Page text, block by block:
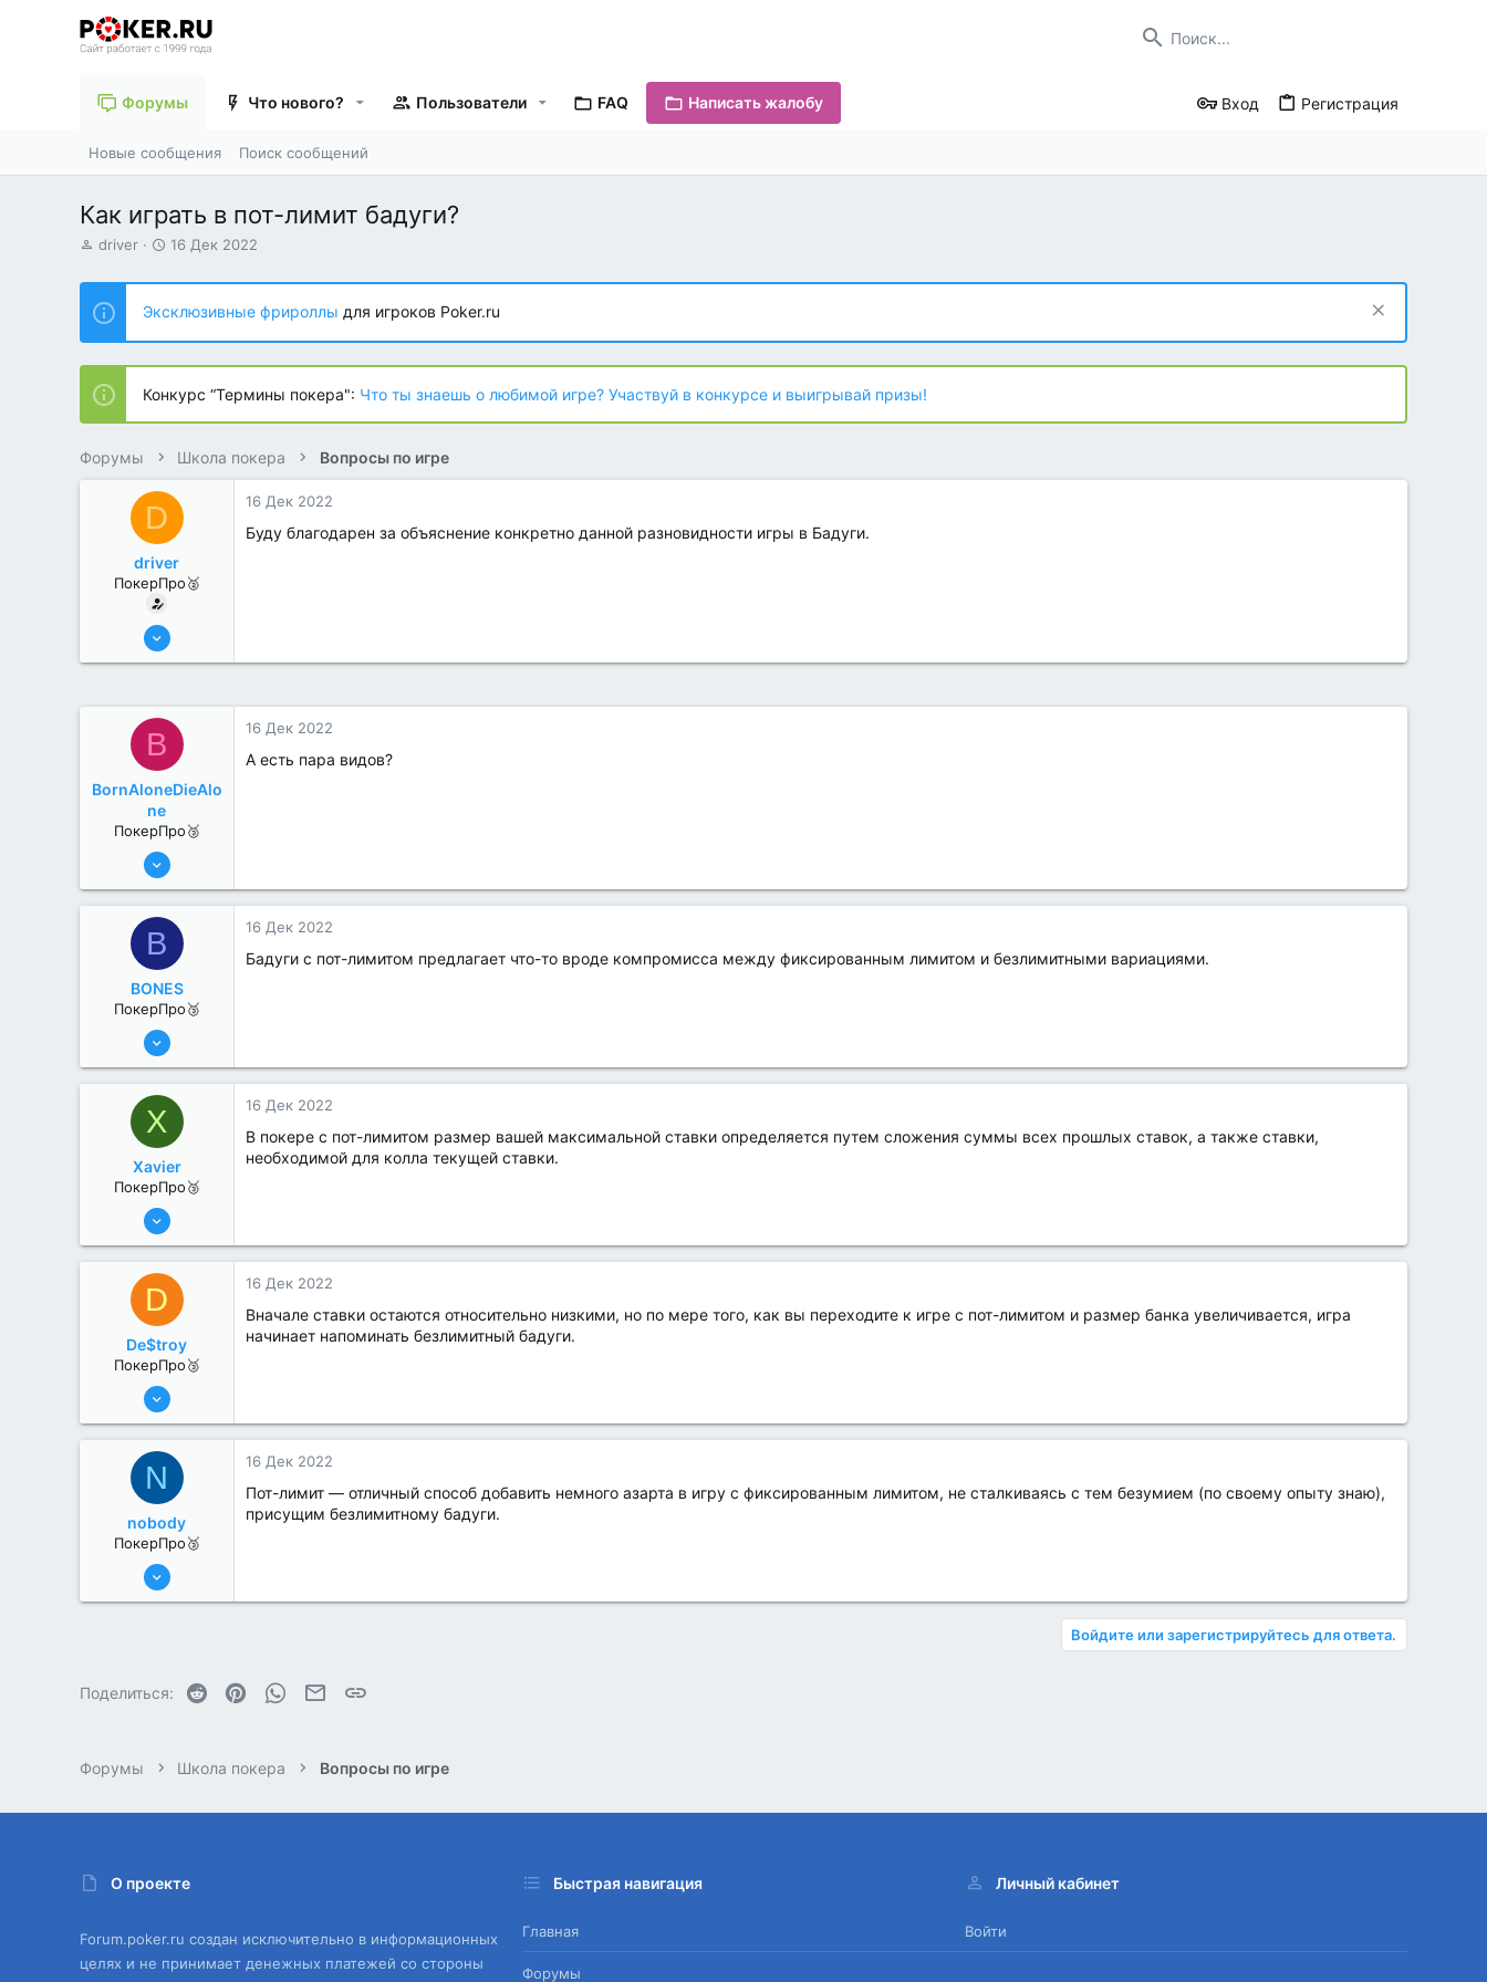
Форумы Что нового? Пользователи FAQ Написать жалобу Вход Регистрация
Новые сообщения Поиск сообщений
Как играть в пот-лимит бадуги?
А
т
о
р
т
е
м
ы
driver
Д
т
н
а
ч
л
а
16 Дек 2022
Эксклюзивные фрироллы для игроков Poker.ru
Конкурс “Термины покера": Что ты знаешь о любимой игре? Участвуй в конкурсе и выигрывай призы!
Форумы Школа покера Вопросы по игре
D
driver
ПокерПро🥈
17 Авг 2022
16 Дек 2022
Буду благодарен за объяснение конкретно данной разновидности игры в Бадуги.
B
BornAloneDieAlo
ne
ПокерПро🥉
17 Авг 2022
0
16 Дек 2022
А есть пара видов?
B
BONES
ПокерПро🥉
17 Авг 2022
1
16 Дек 2022
Бадуги с пот-лимитом предлагает что-то вроде компромисса между фиксированным лимитом и безлимитными вариациями.
X
Xavier
ПокерПро🥉
17 Авг 2022
2
16 Дек 2022
В покере с пот-лимитом размер вашей максимальной ставки определяется путем сложения суммы всех прошлых ставок, а также ставки,
необходимой для колла текущей ставки.
D
De$troy
ПокерПро🥉
17 Авг 2022
0
16 Дек 2022
Вначале ставки остаются относительно низкими, но по мере того, как вы переходите к игре с пот-лимитом и размер банка увеличивается, игра
начинает напоминать безлимитный бадуги.
N
nobody
ПокерПро🥉
17 Авг 2022
16 Дек 2022
Пот-лимит — отличный способ добавить немного азарта в игру с фиксированным лимитом, не сталкиваясь с тем безумием (по своему опыту знаю),
присущим безлимитному бадуги.
Войдите или зарегистрируйтесь для ответа.
Поделиться: Reddit PinterestWhatsAppЭлектронная почта
Форумы Школа покера Вопросы по игре
О проекте
Forum.poker.ru создан исключительно в информационных
целях и не принимает денежных платежей со стороны
Быстрая навигация
Главная
Форумы
Личный кабинет
Войти